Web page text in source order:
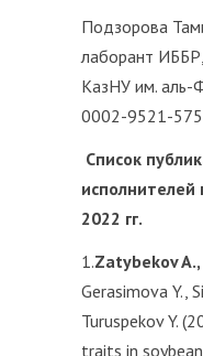
Подзорова
лаборант
КазНУ им. аль-
0002-9521-
Список
исполнителей
2022 гг.
1.Zatybekov A.,
Gerasimova Y.,
Turuspekov Y.
traits in